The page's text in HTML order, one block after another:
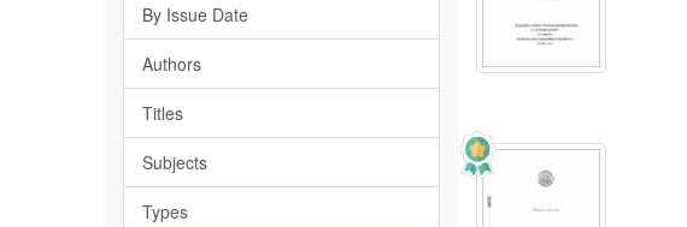
By Issue Date
Authors
Titles
Subjects
Types